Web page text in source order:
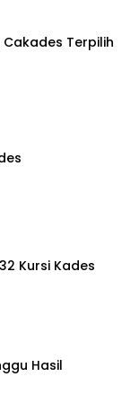
Terpilih
Kursi Kades
Hasil